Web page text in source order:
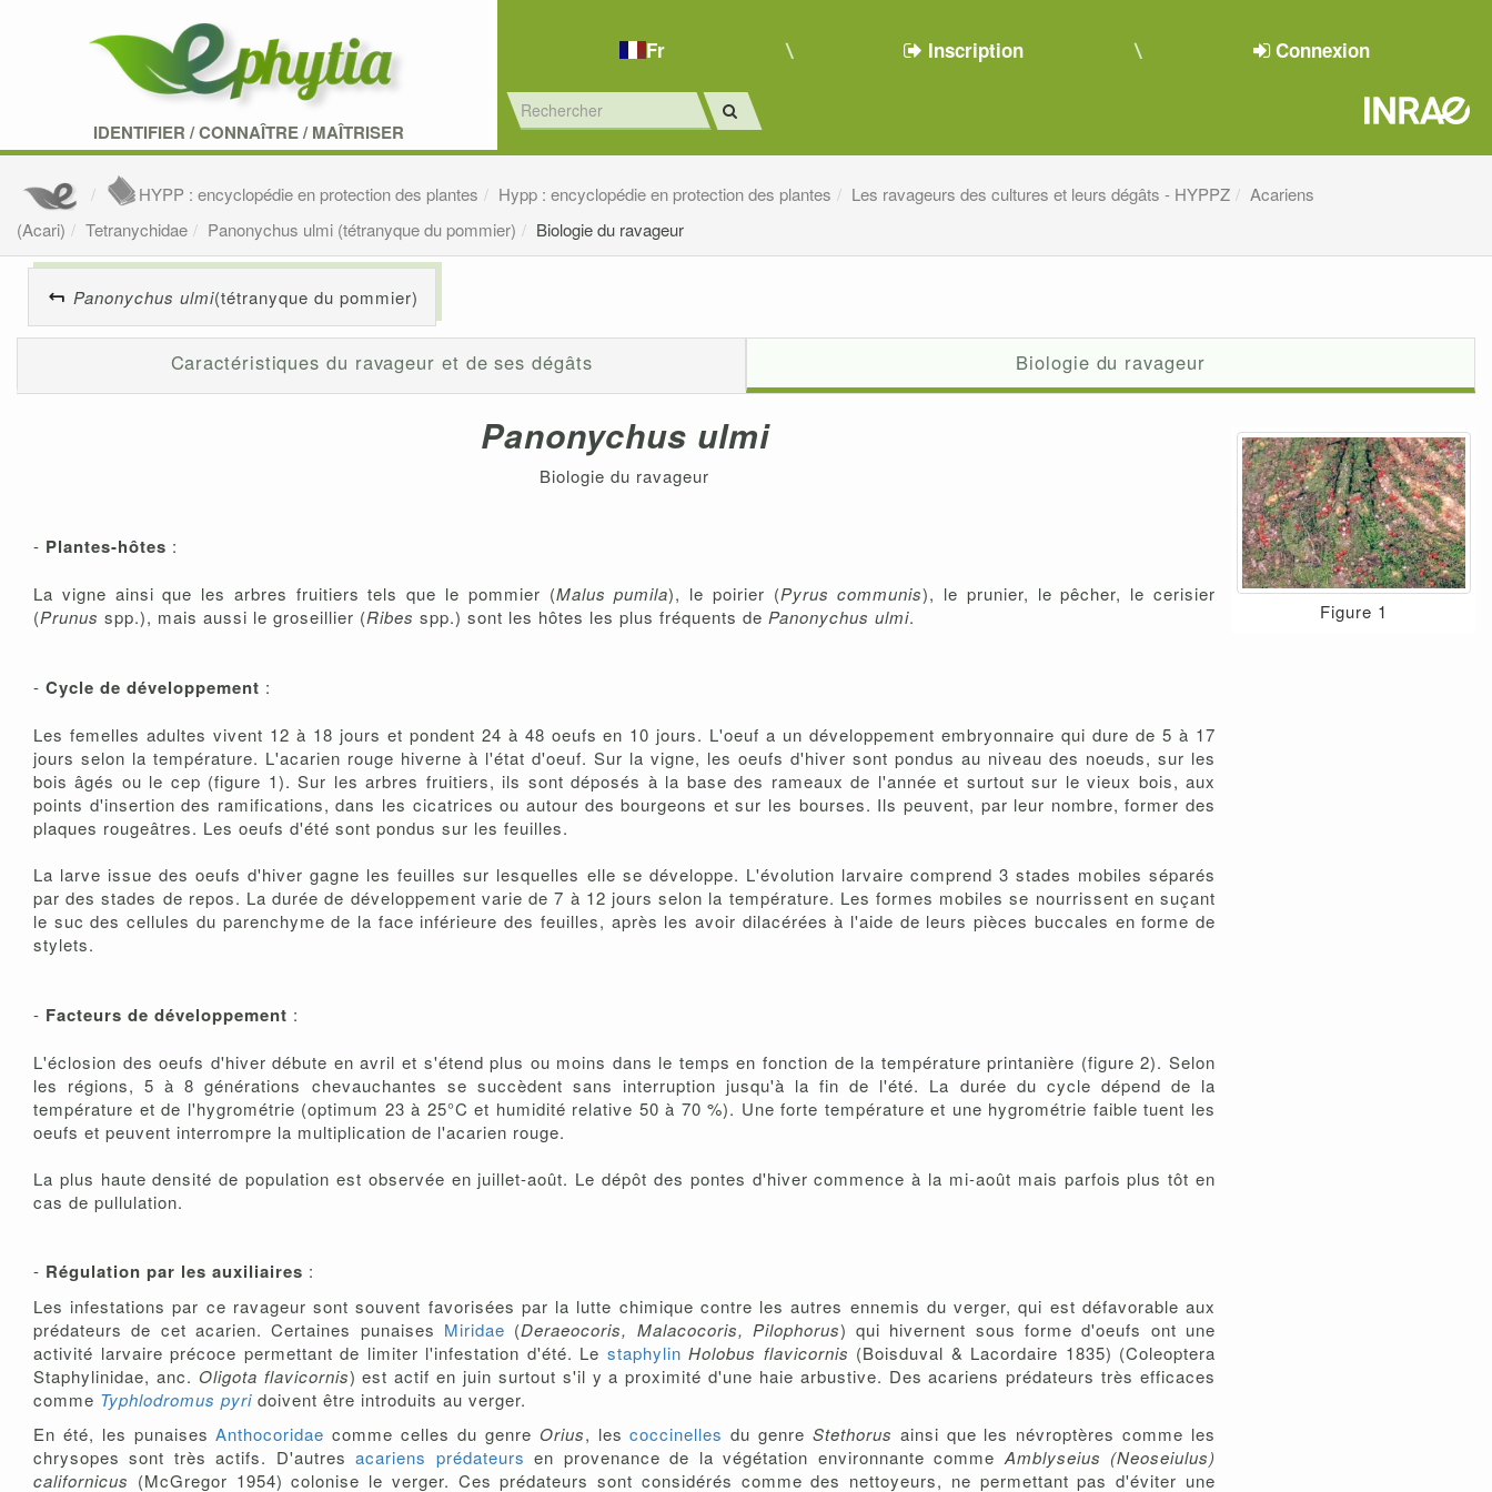
IDENTIFIER /CONNAÎTRE/MAÎTRISER
Fr Inscription Connexion
HYPP : encyclopédie en protection des plantes Hypp : encyclopédie en protection des plantes Les ravageurs des cultures et leurs dégâts - HYPPZ
Acariens
(Acari)
Tetranychidae Panonychus ulmi (tétranyque du pommier) Biologie du ravageur
Panonychus ulmi(tétranyque du pommier)
Caractéristiques du ravageur et de ses dégâts Biologie du ravageur
Panonychus ulmi
Biologie du ravageur
- Plantes-hôtes :
La vigne ainsi que les arbres fruitiers tels que le pommier (Malus pumila), le poirier (Pyrus communis), le prunier, le pêcher, le cerisier
(Prunus spp.), mais aussi le groseillier (Ribes spp.) sont les hôtes les plus fréquents de Panonychus ulmi.
- Cycle de développement :
Les femelles adultes vivent 12 à 18 jours et pondent 24 à 48 oeufs en 10 jours. L'oeuf a un développement embryonnaire qui dure de 5 à 17
jours selon la température. L'acarien rouge hiverne à l'état d'oeuf. Sur la vigne, les oeufs d'hiver sont pondus au niveau des noeuds, sur les
bois âgés ou le cep (figure 1). Sur les arbres fruitiers, ils sont déposés à la base des rameaux de l'année et surtout sur le vieux bois, aux
points d'insertion des ramifications, dans les cicatrices ou autour des bourgeons et sur les bourses. Ils peuvent, par leur nombre, former des
plaques rougeâtres. Les oeufs d'été sont pondus sur les feuilles.
La larve issue des oeufs d'hiver gagne les feuilles sur lesquelles elle se développe. L'évolution larvaire comprend 3 stades mobiles séparés
par des stades de repos. La durée de développement varie de 7 à 12 jours selon la température. Les formes mobiles se nourrissent en suçant
le suc des cellules du parenchyme de la face inférieure des feuilles, après les avoir dilacérées à l'aide de leurs pièces buccales en forme de
stylets.
- Facteurs de développement :
L'éclosion des oeufs d'hiver débute en avril et s'étend plus ou moins dans le temps en fonction de la température printanière (figure 2). Selon
les régions, 5 à 8 générations chevauchantes se succèdent sans interruption jusqu'à la fin de l'été. La durée du cycle dépend de la
température et de l'hygrométrie (optimum 23 à 25°C et humidité relative 50 à 70 %). Une forte température et une hygrométrie faible tuent les
oeufs et peuvent interrompre la multiplication de l'acarien rouge.
La plus haute densité de population est observée en juillet-août. Le dépôt des pontes d'hiver commence à la mi-août mais parfois plus tôt en
cas de pullulation.
- Régulation par les auxiliaires :
Les infestations par ce ravageur sont souvent favorisées par la lutte chimique contre les autres ennemis du verger, qui est défavorable aux
prédateurs de cet acarien. Certaines punaises Miridae (Deraeocoris, Malacocoris, Pilophorus) qui hivernent sous forme d'oeufs ont une
activité larvaire précoce permettant de limiter l'infestation d'été. Le staphylin Holobus flavicornis (Boisduval & Lacordaire 1835) (Coleoptera
Staphylinidae, anc. Oligota flavicornis) est actif en juin surtout s'il y a proximité d'une haie arbustive. Des acariens prédateurs très efficaces
comme Typhlodromus pyri doivent être introduits au verger.
En été, les punaisesAnthocoridae comme celles du genre Orius, lescoccinelles du genre Stethorus ainsi que les névroptères comme les
chrysopes sont très actifs. D'autresacariens prédateurs en provenance de la végétation environnante commeAmblyseius (Neoseiulus)
californicus (McGregor 1954) colonise le verger. Ces prédateurs sont considérés comme des nettoyeurs, ne permettant pas d'éviter une
Figure 1